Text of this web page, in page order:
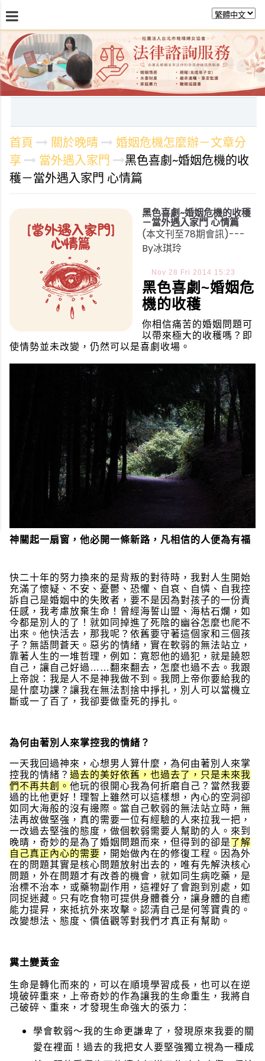
最新消息 關於晚晴 日常服務 課程活動
首頁 關於晚晴
婚姻危機怎麼辦－文章分
享
當外遇入家門
黑色喜劇~婚姻危機的收
穫－當外遇入家門 心情篇
黑色喜劇~婚姻危機的收穫
－當外遇入家門 心情篇
(本文刊至78期會訊)---
By冰琪玲
Nov 28 Fri 2014 15:23
黑色喜劇~婚姻危
機的收穫
你相信痛苦的婚姻問題可
以帶來極大的收穫嗎？即
使情勢並未改變，仍然可以是喜劇收場。
神關起一扇窗，他必開一條新路，凡相信的人便為有福
快二十年的努力換來的是背叛的對待時，我對人生開始
充滿了懷疑、不安、憂鬱、恐懼、自哀、自憐、自我控
訴自己是婚姻中的失敗者，要不是因為對孩子的一份責
任感，我考慮放棄生命！曾經海誓山盟、海枯石爛，如
今都是別人的了！就如同掉進了死陰的幽谷怎麼也爬不
出來。他快活去，那我呢？依舊要守著這個家和三個孩
子？無語問蒼天。惡劣的情緒，實在軟弱的無法站立，
靠著人生的一堆哲理，例如：寬恕他的過犯，就是饒恕
自己，讓自己好過……翻來翻去，怎麼也過不去。我跟
上帝說：我是人不是神我做不到。我問上帝你要給我的
是什麼功課？讓我在無法割捨中掙扎，別人可以當機立
斷或一了百了，我卻要做垂死的掙扎。
為何由著別人來掌控我的情緒？
一天我回過神來，心想男人算什麼，為何由著別人來掌
控我的情緒？ 過去的美好依舊，也過去了，只是未來我
們不再共創。 他玩的很開心我為何折磨自己？當然我要
過的比他更好！理智上雖然可以這樣想，內心的空洞卻
如同大海般的沒有邊際。當自己軟弱的無法站立時，無
法再故做堅強，真的需要一位有經驗的人來拉我一把，
一改過去堅強的態度，做個軟弱需要人幫助的人。來到
晚晴，奇妙的是為了婚姻問題而來，但得到的卻是了解
自己真正內心的需要 ，開始做內在的修復工程。因為外
在的問題其實是核心問題放射出去的，唯有先解決核心
問題，外在問題才有改善的機會，就如同生病吃藥，是
治標不治本，或藥物副作用，這裡好了會跑到別處，如
同捉迷藏。只有吃食物可提供身體養分，讓身體的自癒
能力提昇，來抵抗外來攻擊。認清自己是何等寶貴的。
改變想法、態度、價值觀等對我們才真正有幫助。
糞土變黃金
生命是轉化而來的，可以在順境學習成長，也可以在逆
境破碎重來，上帝奇妙的作為讓我的生命重生，我將自
己破碎、重來，才發現生命強大的張力：
學會軟弱～我的生命更謙卑了，發現原來我要的關
愛在裡面！過去的我把女人要堅強獨立視為一種成